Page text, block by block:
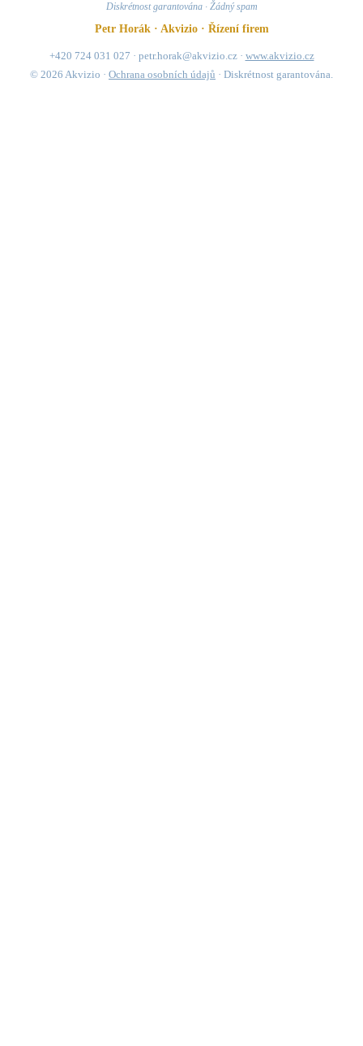
Diskrétnost garantována · Žádný spam
Petr Horák · Akvizio · Řízení firem
+420 724 031 027 · petr.horak@akvizio.cz · www.akvizio.cz
© 2026 Akvizio · Ochrana osobních údajů · Diskrétnost garantována.